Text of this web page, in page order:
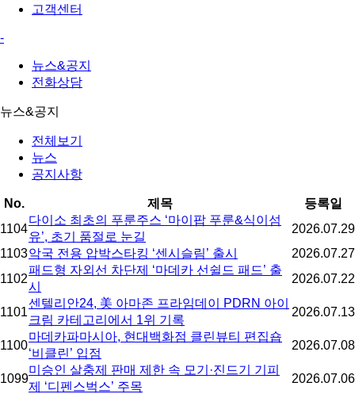
고객센터
-
뉴스&공지
전화상담
뉴스&공지
전체보기
뉴스
공지사항
No. 제목
등록일
1104
다이소 최초의 푸룬주스 ‘마이팝 푸룬&식이섬
유’, 초기 품절로 눈길
2026.07.29
1103악국 전용 압박스타킹 ‘센시슬림’ 출시
2026.07.27
1102
패드형 자외선 차단제 ‘마데카 선쉴드 패드’ 출
시
2026.07.22
1101
센텔리안24, 美 아마존 프라임데이 PDRN 아이
크림 카테고리에서 1위 기록
2026.07.13
1100
마데카파마시아, 현대백화점 클린뷰티 편집숍
‘비클린’ 입점
2026.07.08
1099
미승인 살충제 판매 제한 속 모기·진드기 기피
제 ‘디펜스벅스’ 주목
2026.07.06